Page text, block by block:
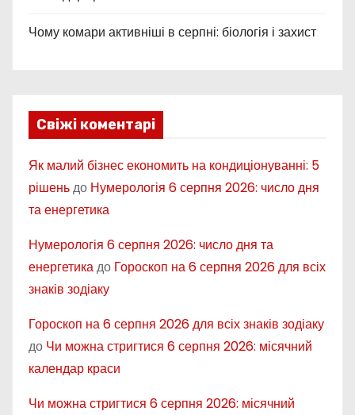
Чому комари активніші в серпні: біологія і захист
Свіжі коментарі
Як малий бізнес економить на кондиціонуванні: 5
рішеньдо Нумерологія 6 серпня 2026: число дня
та енергетика
Нумерологія 6 серпня 2026: число дня та
енергетикадо Гороскоп на 6 серпня 2026 для всіх
знаків зодіаку
Гороскоп на 6 серпня 2026 для всіх знаків зодіаку
до Чи можна стригтися 6 серпня 2026: місячний
календар краси
Чи можна стригтися 6 серпня 2026: місячний